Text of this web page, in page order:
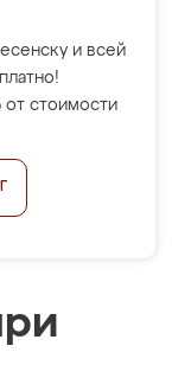
и всей
стоимости